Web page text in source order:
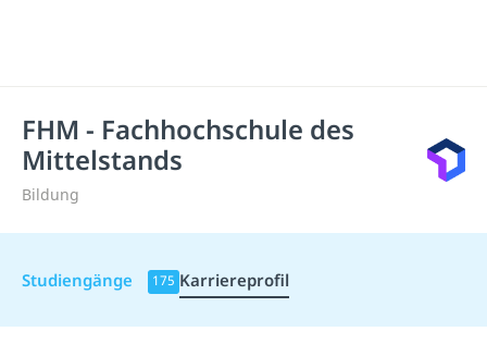
FHM - Fachhochschule des
Mittelstands
Bildung
Studiengänge 175 Karriereprofil